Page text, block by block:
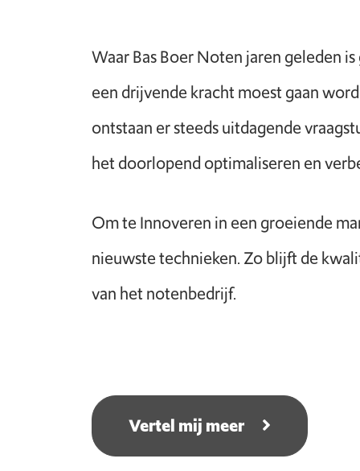
Waar Bas Boer Noten jaren geleden
een drijvende kracht moest gaan
ontstaan er steeds uitdagende
het doorlopend optimaliseren en
Om te Innoveren in een groeiende
nieuwste technieken. Zo blijft de
van het notenbedrijf.
Vertel mij meer